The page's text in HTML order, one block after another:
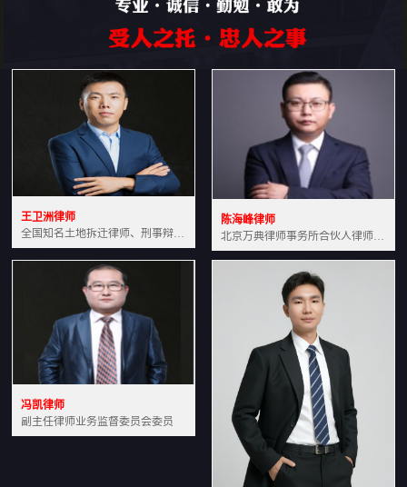
王卫洲律师
全国知名土地拆迁律师、刑事辩护律师北京万典律师事务所主任中国法学会会员北京市行政法研究会理事
陈海峰律师
北京万典律师事务所合伙人律师土地房产专业资深律师
冯凯律师
副主任律师业务监督委员会委员